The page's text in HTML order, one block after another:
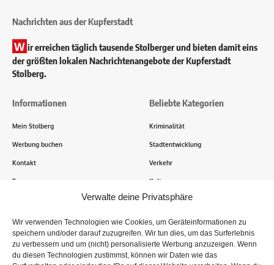
Verwalte deine Privatsphäre
Wir verwenden Technologien wie Cookies, um Geräteinformationen zu
speichern und/oder darauf zuzugreifen. Wir tun dies, um das Surferlebnis
zu verbessern und um (nicht) personalisierte Werbung anzuzeigen. Wenn
du diesen Technologien zustimmst, können wir Daten wie das
Nachrichten aus der Kupferstadt
W ir erreichen täglich tausende Stolberger und bieten damit eins
der größten lokalen Nachrichtenangebote der Kupferstadt
Stolberg.
Informationen
Mein Stolberg
Werbung buchen
Kontakt
Transparenz
Beliebte Kategorien
Kriminalität
Stadtentwicklung
Verkehr
Kultur
Tausende Stolberger sind bereits dabei! Du sendest uns
Informationen, Bilder und Erlebnisse aus der Kupferstadt – Wir